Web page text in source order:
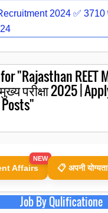
2024 ✅ 3710
"Rajasthan REET
परीक्षा 2025 |
Affairs
NEW
📋 अपनी
Job By Qulificatione